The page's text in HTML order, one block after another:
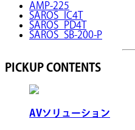
AMP-225
SAROS_IC4T
SAROS_PD4T
SAROS_SB-200-P
PICKUP CONTENTS
AVソリューション